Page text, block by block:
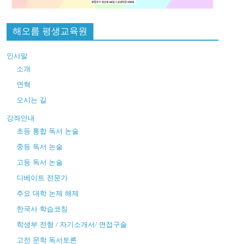
해오름 평생교육원
인사말
소개
연혁
오시는 길
강좌안내
초등 통합 독서 논술
중등 독서 논술
고등 독서 논술
디베이트 전문가
주요 대학 논제 해제
한국사 학습코칭
학생부 전형 / 자기소개서/ 면접구술
고전 문학 독서토론